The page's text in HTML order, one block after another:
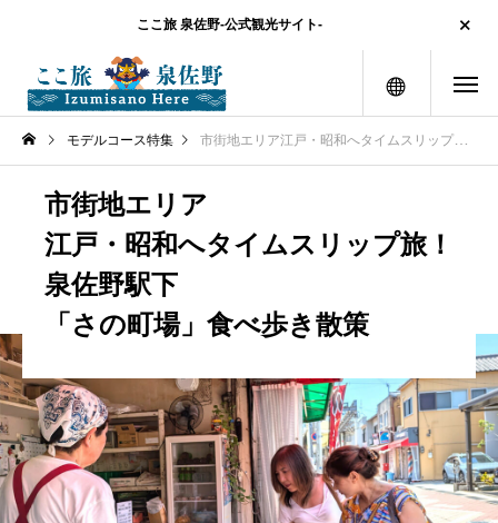
ここ旅 泉佐野-公式観光サイト-
メニュー
モデルコース特集 市街地エリア江戸・昭和へタイムスリップ旅！泉佐野駅下「さの町場」食べ歩き散策
市街地エリア
江戸・昭和へタイムスリップ旅！
泉佐野駅下
「さの町場」食べ歩き散策